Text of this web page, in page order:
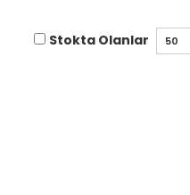
Stokta Olanlar